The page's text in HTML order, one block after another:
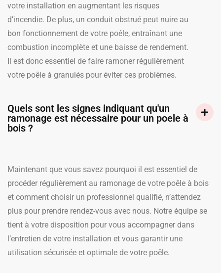
votre installation en augmentant les risques
d’incendie. De plus, un conduit obstrué peut nuire au
bon fonctionnement de votre poêle, entraînant une
combustion incomplète et une baisse de rendement.
Il est donc essentiel de faire ramoner régulièrement
votre poêle à granulés pour éviter ces problèmes.
Quels sont les signes indiquant qu'un
ramonage est nécessaire pour un poele à
bois ?
Maintenant que vous savez pourquoi il est essentiel de
procéder régulièrement au ramonage de votre poêle à bois
et comment choisir un professionnel qualifié, n’attendez
plus pour prendre rendez-vous avec nous. Notre équipe se
tient à votre disposition pour vous accompagner dans
l’entretien de votre installation et vous garantir une
utilisation sécurisée et optimale de votre poêle.